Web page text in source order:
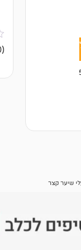
(0)
שיער קצר